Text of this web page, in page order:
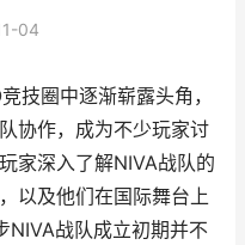
04
技圈中逐渐崭露头角，
协作，成为不少玩家讨
家深入了解NIVA战队的
以及他们在国际舞台上
NIVA战队成立初期并不